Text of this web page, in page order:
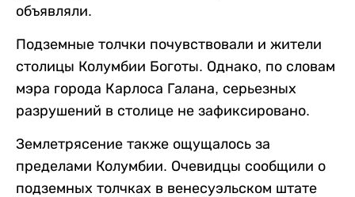
объявляли.
Подземные толчки почувствовали и жители
столицы Колумбии Боготы. Однако, по словам
мэра города Карлоса Галана, серьезных
разрушений в столице не зафиксировано.
Землетрясение также ощущалось за
пределами Колумбии. Очевидцы сообщили о
подземных толчках в венесуэльском штате